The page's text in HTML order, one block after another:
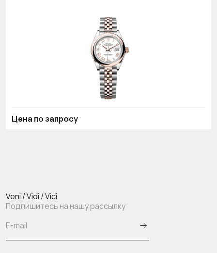
Цена по запросу
Veni / Vidi / Vici
Подпишитесь на нашу рассылку